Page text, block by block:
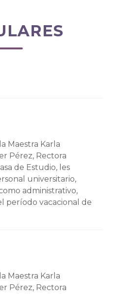
Maestra Karla
Pérez, Rectora
de Estudio, les
universitario,
administrativo,
período vacacional de
Maestra Karla
Pérez, Rectora